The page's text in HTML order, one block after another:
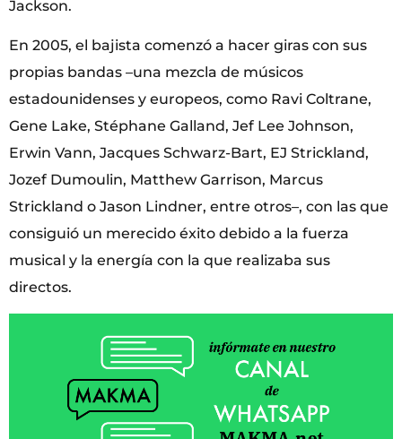
Jackson.
En 2005, el bajista comenzó a hacer giras con sus
propias bandas –una mezcla de músicos
estadounidenses y europeos, como Ravi Coltrane,
Gene Lake, Stéphane Galland, Jef Lee Johnson,
Erwin Vann, Jacques Schwarz-Bart, EJ Strickland,
Jozef Dumoulin, Matthew Garrison, Marcus
Strickland o Jason Lindner, entre otros–, con las que
consiguió un merecido éxito debido a la fuerza
musical y la energía con la que realizaba sus
directos.